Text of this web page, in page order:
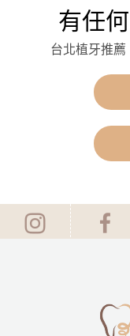
有任
台北植牙推薦